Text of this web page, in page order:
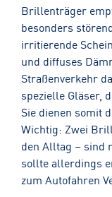
Brillenträger
besonders
irritierende
und diffuses
Straßenverkehr
spezielle Gläser,
Sie dienen somit
Wichtig: Zwei
den Alltag – sind
sollte allerdings
zum Autofahren